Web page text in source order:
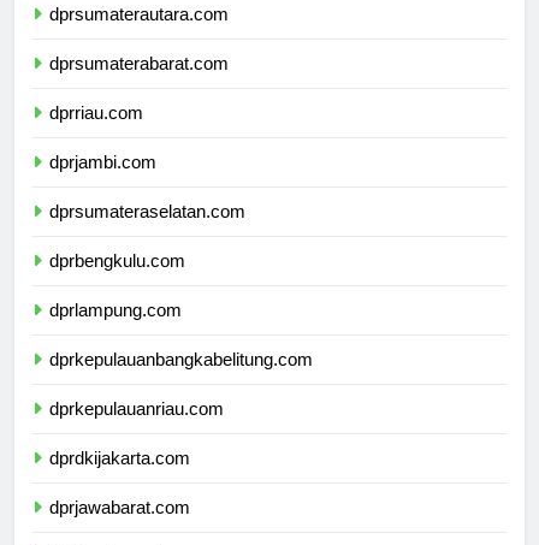
dprsumaterautara.com
dprsumaterabarat.com
dprriau.com
dprjambi.com
dprsumateraselatan.com
dprbengkulu.com
dprlampung.com
dprkepulauanbangkabelitung.com
dprkepulauanriau.com
dprdkijakarta.com
dprjawabarat.com